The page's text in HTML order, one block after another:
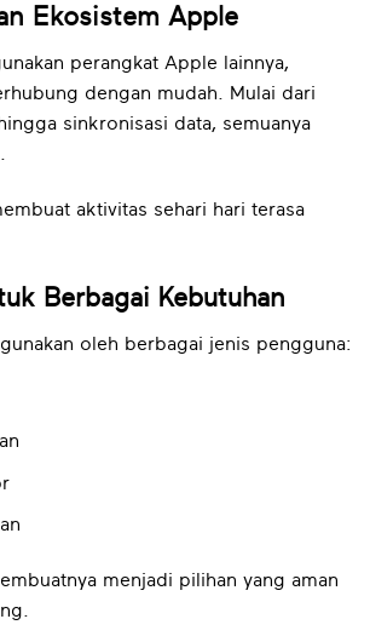
Ekosistem Apple
perangkat Apple lainnya,
dengan mudah. Mulai dari
sinkronisasi data, semuanya
aktivitas sehari hari terasa
Berbagai Kebutuhan
oleh berbagai jenis pengguna:
menjadi pilihan yang aman